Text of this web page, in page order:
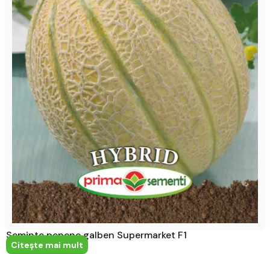
Seminte pepene galben Supermarket F1
Citeşte mai mult